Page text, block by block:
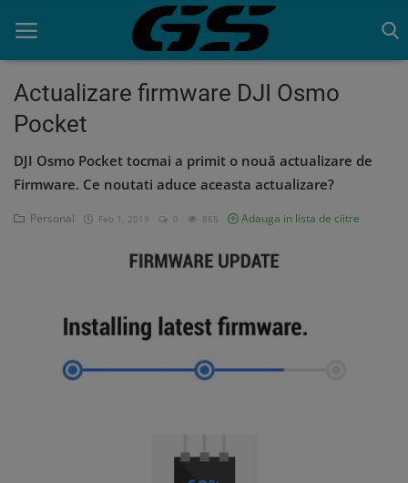
Acasa
Contact
Actualizare firmware DJI Osmo
Pocket
DJI Osmo Pocket tocmai a primit o nouă actualizare de
Firmware. Ce noutati aduce aceasta actualizare?
Personal Feb 1, 2019 0 865 Adauga in lista de ciitre